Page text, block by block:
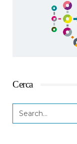
Cerca